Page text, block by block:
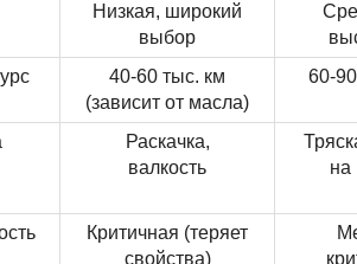
Низкая, широкий
выбор
40-60 тыс. км
(зависит от масла)
60-
Раскачка,
валкость
на
Критичная (теряет
свойства)